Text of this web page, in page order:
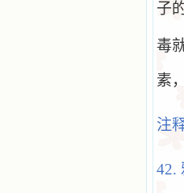
子
毒
素
注
42.